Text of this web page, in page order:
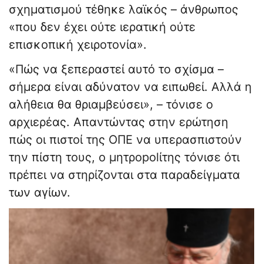
σχηματισμού τέθηκε λαϊκός – άνθρωπος
«που δεν έχει ούτε ιερατική ούτε
επισκοπική χειροτονία».
«Πώς να ξεπεραστεί αυτό το σχίσμα –
σήμερα είναι αδύνατον να ειπωθεί. Αλλά η
αλήθεια θα θριαμβεύσει», – τόνισε ο
αρχιερέας. Απαντώντας στην ερώτηση
πώς οι πιστοί της ΟΠΕ να υπερασπιστούν
την πίστη τους, ο μητρopolίτης τόνισε ότι
πρέπει να στηρίζονται στα παραδείγματα
των αγίων.